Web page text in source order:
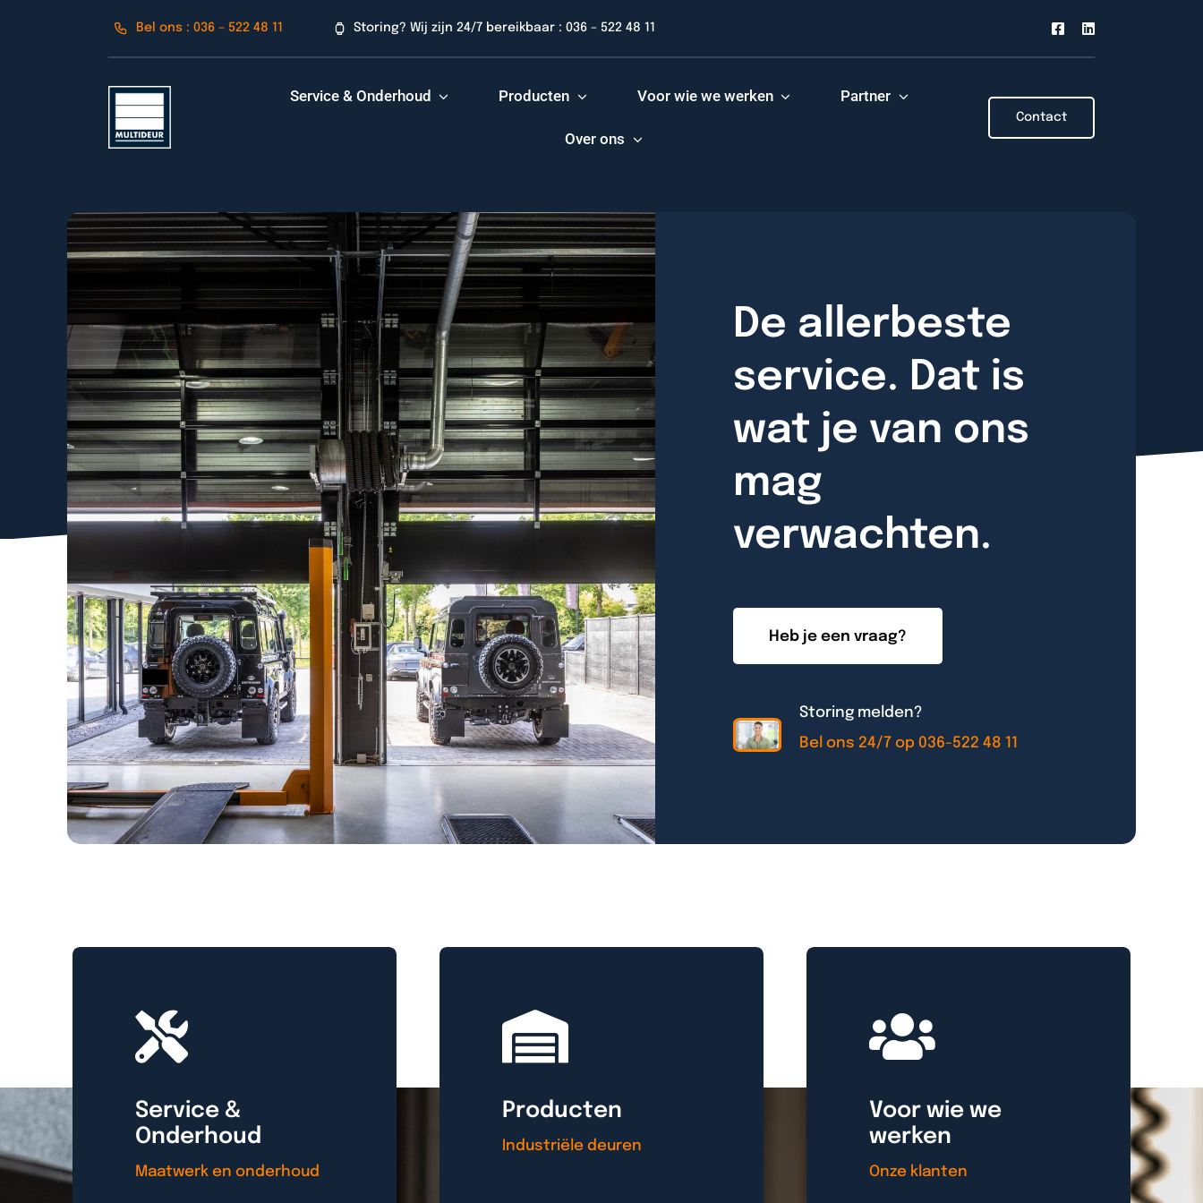
Bel ons : 036 – 522 48 11 Storing? Wij zijn 24/7 bereikbaar : 036 – 522 48 11
Service & Onderhoud Producten Voor wie we werken Partner
Over ons
Contact
De allerbeste
service. Dat is
wat je van ons
mag
verwachten.
Heb je een vraag?
Storing melden?
Bel ons 24/7 op 036-522 48 11
Service &
Onderhoud
Maatwerk en onderhoud
Producten
Industriële deuren
Voor wie we
werken
Onze klanten